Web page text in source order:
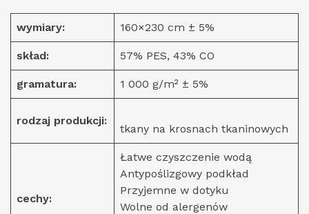
wymiary: 160×230 cm ± 5%
skład: 57% PES, 43% CO
gramatura: 1 000 g/m² ± 5%
rodzaj produkcji:
tkany na krosnach tkaninowych
cechy:
Łatwe czyszczenie wodą
Antypoślizgowy podkład
Przyjemne w dotyku
Wolne od alergenów